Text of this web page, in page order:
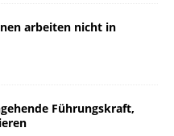
arbeiten nicht in
Führungskraft,